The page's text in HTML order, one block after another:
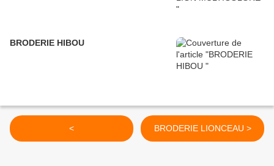
BRODERIE HIBOU
< BRODERIE LIONCEAU >